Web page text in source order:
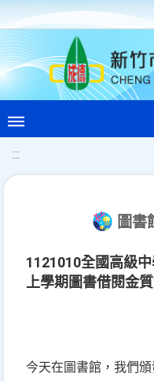
:::
圖書
1121010全國高級
上學期圖書借閱金
今天在圖書館，我們